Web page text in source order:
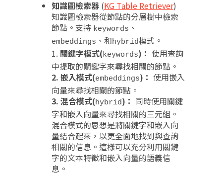
知識圖檢索器 (KG Table Retriever)
知識圖檢索器從節點的分層樹中檢索
節點。支持 keywords 、
embeddings 、和hybrid模式。
1. 關鍵字模式(keywords)： 使用查詢
中提取的關鍵字來尋找相關的節點。
2. 嵌入模式(embeddings)： 使用嵌入
向量來尋找相關的節點。
3. 混合模式(hybrid)： 同時使用關鍵
字和嵌入向量來尋找相關的三元組。
混合模式的思想是將關鍵字和嵌入向
量結合起來，以更全面地找到與查詢
相關的信息。這樣可以充分利用關鍵
字的文本特徵和嵌入向量的語義信
息。